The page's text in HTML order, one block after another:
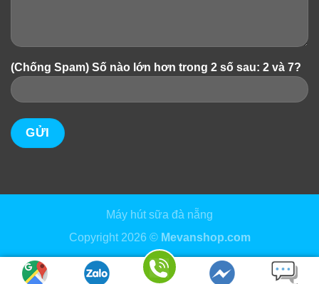
CƠ CHẾ 1
Tăng về lượng
thích cơ thể người mẹ tiết ra hoocmon Prolactin gấp
3,5 lần bình thường (hoocmon chính có tác dụng tăng
về và lượng sữa tiết ra nhiều hơn, đặc sánh hơn.
– Từ 7 – 12 ngày: Sữa sẽ ướt áo mẹ, thơm hơn.
(Chống Spam) Số nào lớn hơn trong 2 số sau: 2 và 7?
Máy hút sữa đà nẵng
Copyright 2026 © Mevanshop.com